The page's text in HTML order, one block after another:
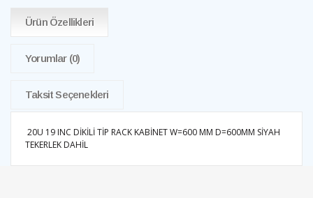
Ürün Özellikleri
Yorumlar (0)
Taksit Seçenekleri
20U 19 INC DİKİLİ TİP RACK KABİNET W=600 MM D=600MM SİYAH
TEKERLEK DAHİL